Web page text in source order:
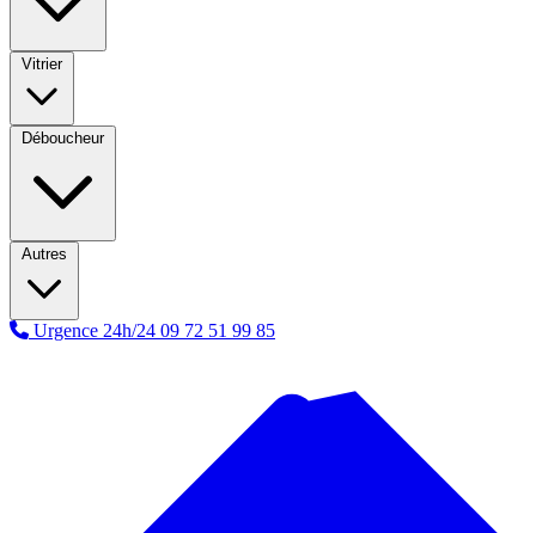
Vitrier
Déboucheur
Autres
Urgence 24h/24 09 72 51 99 85